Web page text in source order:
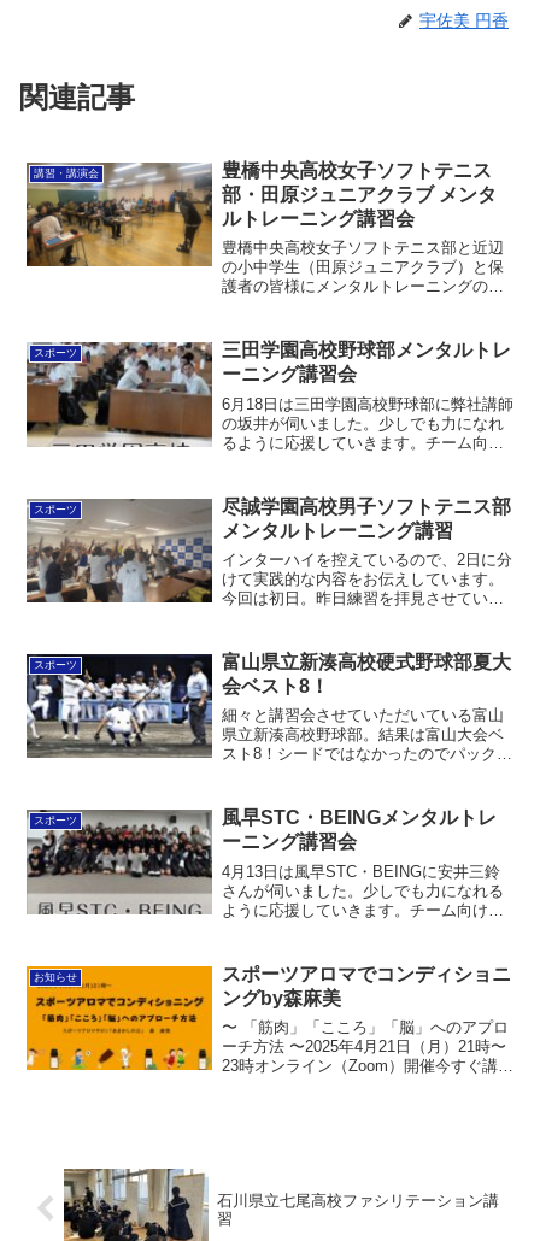
宇佐美 円香
関連記事
講習・講演会
豊橋中央高校女子ソフトテニス
部・田原ジュニアクラブ メンタ
ルトレーニング講習会
豊橋中央高校女子ソフトテニス部と近辺
の小中学生（田原ジュニアクラブ）と保
護者の皆様にメンタルトレーニングの導
める方法・感謝と応援の力と体感ワーク
を扱いました。最近女子の...
スポーツ
三田学園高校野球部メンタルトレ
ーニング講習会
6月18日は三田学園高校野球部に弊社講師
の坂井が伺いました。少しでも力になれ
るように応援していきます。チーム向け
本番力育成の専門家(@madoyaca)...
スポーツ
尽誠学園高校男子ソフトテニス部
メンタルトレーニング講習
インターハイを控えているので、2日に分
けて実践的な内容をお伝えしています。
今回は初日。昨日練習を拝見させていた
で講習。・長期的自信の作り方・短期的
瞬発的自信の作り方・いい...
スポーツ
富山県立新湊高校硬式野球部夏大
会ベスト8！
細々と講習会させていただいている富山
県立新湊高校野球部。結果は富山大会ベ
スト8！シードではなかったのでパックか
ていました。高岡商業が初戦敗退など、
野球って何があるか本当...
スポーツ
風早STC・BEINGメンタルトレ
ーニング講習会
4月13日は風早STC・BEINGに安井三鈴
さんが伺いました。少しでも力になれる
ように応援していきます。チーム向けメ
本番力育成の専門家(@madoyaca...
お知らせ
スポーツアロマでコンディショニ
ングby森麻美
〜 「筋肉」「こころ」「脳」へのアプロ
ーチ方法 〜2025年4月21日（月）21時〜
23時オンライン（Zoom）開催今すぐ講座
石川県立七尾高校ファシリテーション講
習